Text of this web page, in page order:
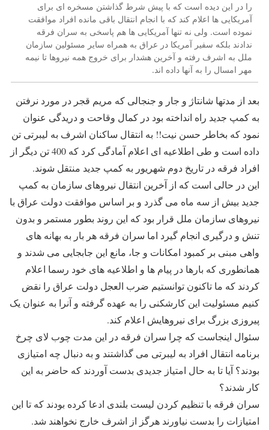
را در این دیده است که با پیش شرط گذاشتن مسخره ای برای
آمریکایی ها اعلام کند که با انجام انتقال باقی مانده افراد موافقت
نموده است. ولی نه تنها آمریکایی ها هم پاسخی به سران فرقه
ندادند بلکه سفیر آمریکا در عراق به همراه سایر مسئولین سازمان
ملل به اشرف رفته و آخرین هشدار برای خروج همه نیروها تا نیمه
مهر امسال را به آنها داده اند.
بعد از مدتها شانتاژ و جار و جنجالی که مریم قجر در مورد نرفتن
به کمپ جدید راه انداخته بود در کمال وقاحت و دریدگی عنوان
نمود که بخاطر حسن نیت!! به انتقال ساکنان اشرف به لیبرتی تن
داده است و طی اطلاعیه ای اعلام آمادگی کرد که 400 تن دیگر از
افراد فرقه در تاریخ دوم شهریور به کمپ جدید منتقل شوند.
این در حالی است که از آخرین انتقال نیروهای سازمان به کمپ
جدید بیش از سه ماه می گذرد و بر اساس موافقت دولت عراق با
نیروهای سازمان ملل قرار بود که این روند بطور مستمر و بدون
تنش و درگیری انجام گیرد اما سران فرقه هر بار به بهانه های
واهی مبنی بر کمبود امکانات و جا، مانع این جابجایی می شدند و
همانطوری که بارها در پیام ها و اطلاعیه های خود رسما اعلام
کردند که ما تاکنون توانستیم ضرب العجل دولت عراق را نقض
کنیم مسئولیت این کارشکنی را به عهده گرفته و آنرا به عنوان یک
پیروزی بزرگ برای نیروهایش اعلام کند.
سئوال اینجاست که چرا سران فرقه در این مدت چوب لای چرخ
برنامه انتقال افراد به لیبرتی می گذاشتند و به دنبال چه امتیازی
بودند؟ آیا تا به حال امتیاز جدیدی بدست آوردند که حاضر به این
کار شدند؟
سران فرقه با تنظیم کردن لیست بلندی ادعا کرده بودند که تا این
امتیازات را بدست نیاورند هرگز از اشرف خارج نخواهند شد.